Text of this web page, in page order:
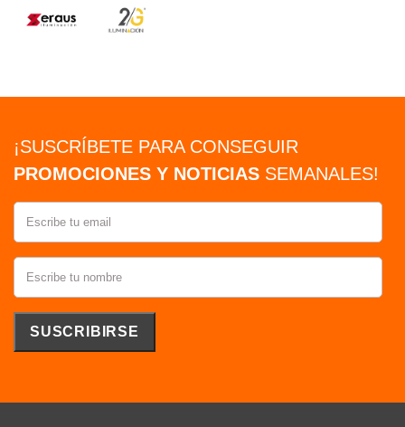
¡SUSCRÍBETE PARA CONSEGUIR
PROMOCIONES Y NOTICIAS SEMANALES!